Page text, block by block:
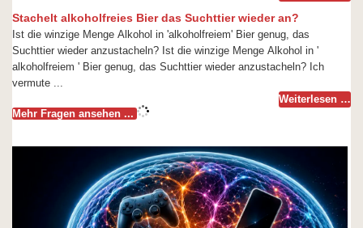
Stachelt alkoholfreies Bier das Suchttier wieder an?
Ist die winzige Menge Alkohol in 'alkoholfreiem' Bier genug, das
Suchttier wieder anzustacheln? Ist die winzige Menge Alkohol in '
alkoholfreiem ' Bier genug, das Suchttier wieder anzustacheln? Ich
vermute ...
Weiterlesen …
Mehr Fragen ansehen ...